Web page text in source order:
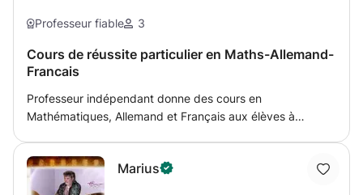
résultats et à être plus à l’aise en anglais.
Professeur fiable 3
Cours de réussite particulier en Maths-Allemand-
Francais
Professeur indépendant donne des cours en
Mathématiques, Allemand et Français aux élèves à
base du programme en cours à l'école.
Marius